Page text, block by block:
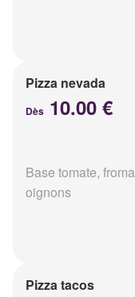
Pizza nevada
Dès 10.00 €
Base tomate,
oignons
Pizza tacos